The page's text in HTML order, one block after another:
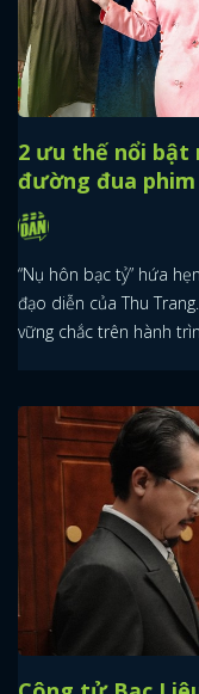
2 ưu thế nổi bật
đường đua
“Nụ hôn bạc tỷ” hứa
đạo diễn của Thu
vững chắc trên hành